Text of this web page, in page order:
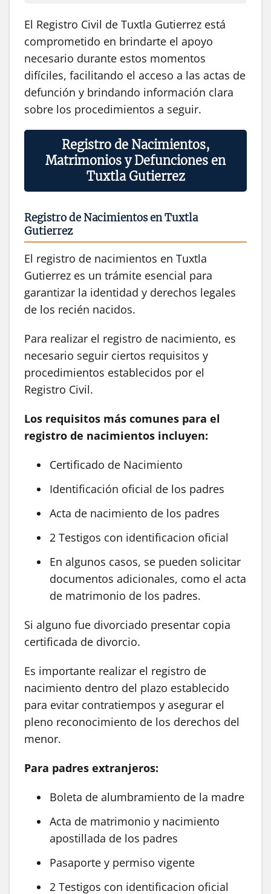
El Registro Civil de Tuxtla Gutierrez está
comprometido en brindarte el apoyo
necesario durante estos momentos
difíciles, facilitando el acceso a las actas de
defunción y brindando información clara
sobre los procedimientos a seguir.
Registro de Nacimientos,
Matrimonios y Defunciones en
Tuxtla Gutierrez
Registro de Nacimientos en Tuxtla
Gutierrez
El registro de nacimientos en Tuxtla
Gutierrez es un trámite esencial para
garantizar la identidad y derechos legales
de los recién nacidos.
Para realizar el registro de nacimiento, es
necesario seguir ciertos requisitos y
procedimientos establecidos por el
Registro Civil.
Los requisitos más comunes para el
registro de nacimientos incluyen:
Certificado de Nacimiento
Identificación oficial de los padres
Acta de nacimiento de los padres
2 Testigos con identificacion oficial
En algunos casos, se pueden solicitar
documentos adicionales, como el acta
de matrimonio de los padres.
Si alguno fue divorciado presentar copia
certificada de divorcio.
Es importante realizar el registro de
nacimiento dentro del plazo establecido
para evitar contratiempos y asegurar el
pleno reconocimiento de los derechos del
menor.
Para padres extranjeros:
Boleta de alumbramiento de la madre
Acta de matrimonio y nacimiento
apostillada de los padres
Pasaporte y permiso vigente
2 Testigos con identificacion oficial